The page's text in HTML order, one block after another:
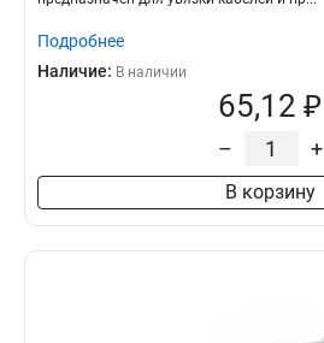
Подробнее
Наличие: В наличии
65,12 ₽
– +
В корзину